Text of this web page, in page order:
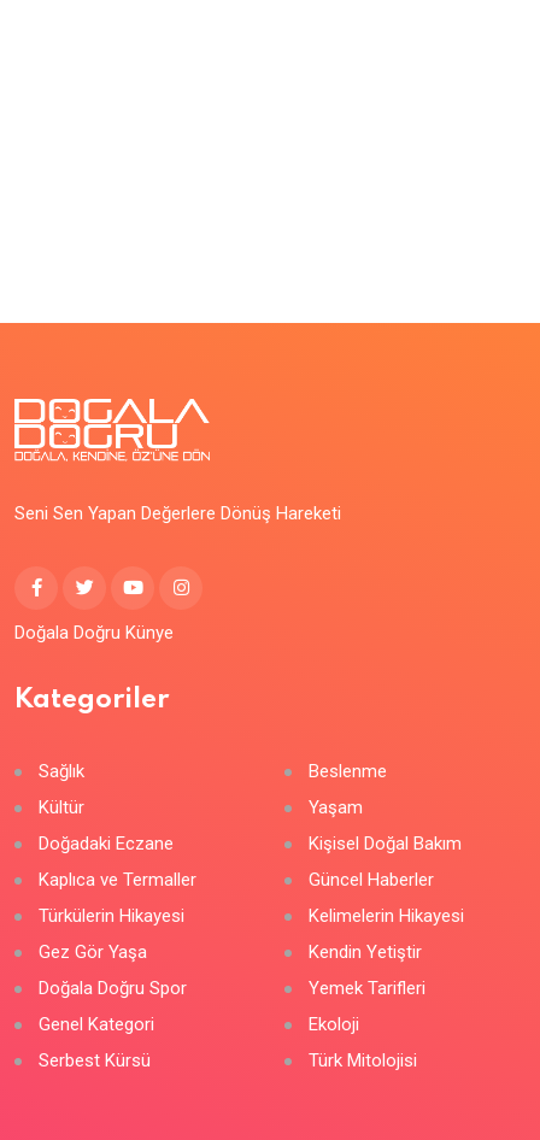
Seni Sen Yapan Değerlere Dönüş Hareketi
Doğala Doğru Künye
Kategoriler
Sağlık
Beslenme
Kültür
Yaşam
Doğadaki Eczane
Kişisel Doğal Bakım
Kaplıca ve Termaller
Güncel Haberler
Türkülerin Hikayesi
Kelimelerin Hikayesi
Gez Gör Yaşa
Kendin Yetiştir
Doğala Doğru Spor
Yemek Tarifleri
Genel Kategori
Ekoloji
Serbest Kürsü
Türk Mitolojisi